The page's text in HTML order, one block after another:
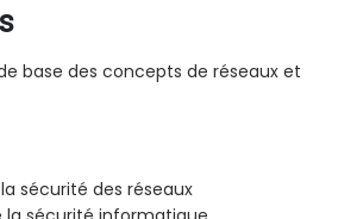
base des concepts de réseaux et
sécurité des réseaux